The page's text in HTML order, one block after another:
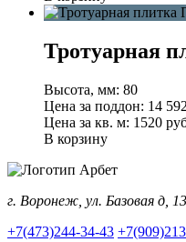
Тротуарная
Высота, мм: 80
Цена за поддон: 14 592
Цена за кв. м: 1520
В корзину
г. Воронеж, ул. Базовая д,
+7(473)244-34-43